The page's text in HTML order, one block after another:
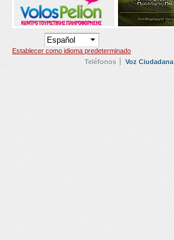
Establecer como idioma predeterminado
Teléfonos
Voz Ciudadana